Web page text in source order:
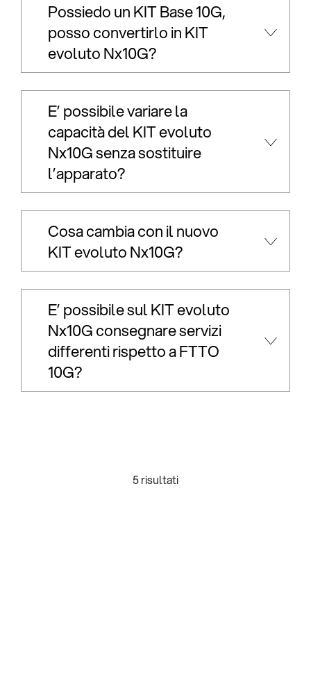
Possiedo un KIT Base 10G,
posso convertirlo in KIT
evoluto Nx10G?
E’ possibile variare la
capacità del KIT evoluto
Nx10G senza sostituire
l’apparato?
Cosa cambia con il nuovo
KIT evoluto Nx10G?
E’ possibile sul KIT evoluto
Nx10G consegnare servizi
differenti rispetto a FTTO
10G?
5 risultati